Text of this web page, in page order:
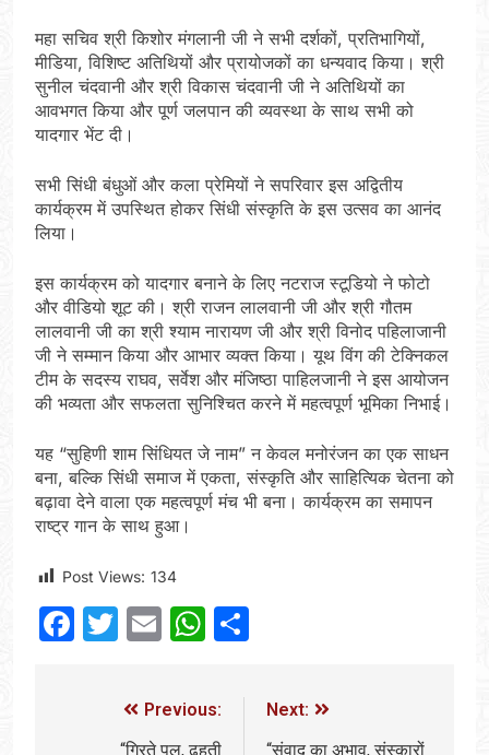
महा सचिव श्री किशोर मंगलानी जी ने सभी दर्शकों, प्रतिभागियों,
मीडिया, विशिष्ट अतिथियों और प्रायोजकों का धन्यवाद किया। श्री
सुनील चंदवानी और श्री विकास चंदवानी जी ने अतिथियों का
आवभगत किया और पूर्ण जलपान की व्यवस्था के साथ सभी को
यादगार भेंट दी।
सभी सिंधी बंधुओं और कला प्रेमियों ने सपरिवार इस अद्वितीय
कार्यक्रम में उपस्थित होकर सिंधी संस्कृति के इस उत्सव का आनंद
लिया।
इस कार्यक्रम को यादगार बनाने के लिए नटराज स्टूडियो ने फोटो
और वीडियो शूट की। श्री राजन लालवानी जी और श्री गौतम
लालवानी जी का श्री श्याम नारायण जी और श्री विनोद पहिलाजानी
जी ने सम्मान किया और आभार व्यक्त किया। यूथ विंग की टेक्निकल
टीम के सदस्य राघव, सर्वेश और मंजिष्ठा पाहिलजानी ने इस आयोजन
की भव्यता और सफलता सुनिश्चित करने में महत्वपूर्ण भूमिका निभाई।
यह “सुहिणी शाम सिंधियत जे नाम” न केवल मनोरंजन का एक साधन
बना, बल्कि सिंधी समाज में एकता, संस्कृति और साहित्यिक चेतना को
बढ़ावा देने वाला एक महत्वपूर्ण मंच भी बना। कार्यक्रम का समापन
राष्ट्र गान के साथ हुआ।
Post Views: 134
Facebook
Twitter
EmailWhatsApp
Previous:
“गिरते पुल, ढहती
Next:
“संवाद का अभाव, संस्कारों